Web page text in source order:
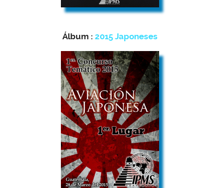
Álbum : 2015 Japoneses